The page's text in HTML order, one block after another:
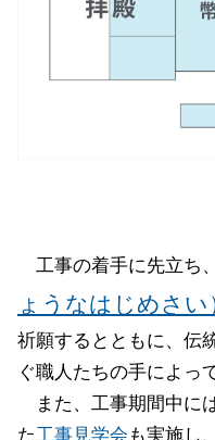
工事の着手に先立ち
ょうなはじめさい
祈願するとともに、伝
ぐ職人たちの手によっ
また、工事期間中に
た工事見学会 も実施し